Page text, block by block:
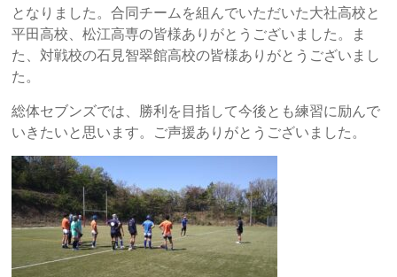
となりました。合同チームを組んでいただいた大社高校と
平田高校、松江高専の皆様ありがとうございました。ま
た、対戦校の石見智翠館高校の皆様ありがとうございまし
た。
総体セブンズでは、勝利を目指して今後とも練習に励んで
いきたいと思います。ご声援ありがとうございました。